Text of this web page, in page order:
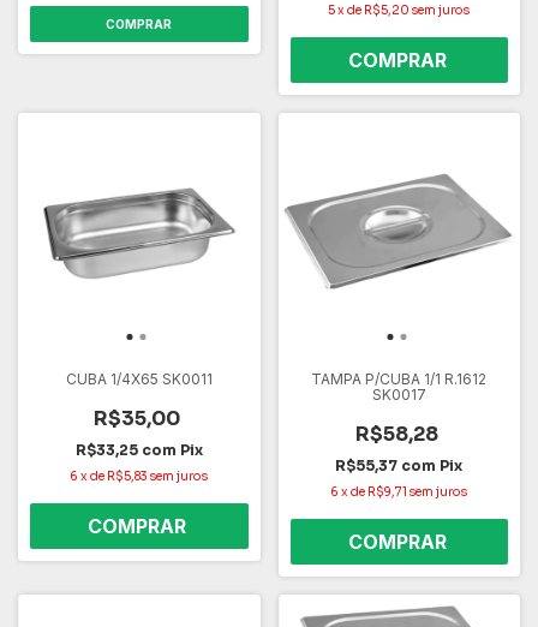
COMPRAR
5xde R$5,20 sem juros
CUBA 1/4X65 SK0011
R$35,00
R$33,25 com Pix
6 xde R$5,83 sem juros
TAMPA P/CUBA 1/1 R.1612
SK0017
R$58,28
R$55,37 com Pix
6 xde R$9,71 sem juros